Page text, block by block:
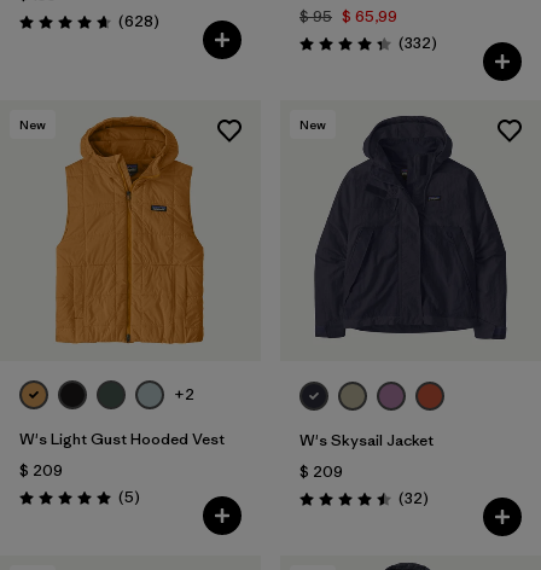
Valoración: 4.7 / 5
(628Comentarios
)
$ 95 $ 65,99
Valoración: 4.4 / 5
(332Comentarios
)
New
+2
W's Light Gust Hooded Vest
$ 209
Valoración: 5.0 / 5
(5Comentarios
)
New
W's Skysail Jacket
$ 209
Valoración: 4.5 / 5
(32Comentarios
)